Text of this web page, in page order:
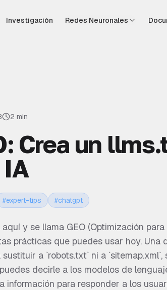
Investigación Redes Neuronales
2 min
Crea un
#expert-tips #chatgpt
y se llama GEO (Optimización
prácticas que puedes usar hoy. Una
a `robots.txt` ni a
decirle a los modelos de
información para responder a los